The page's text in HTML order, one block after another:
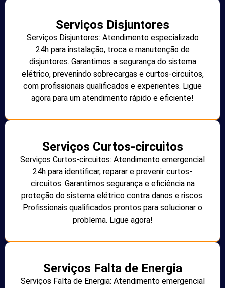
Serviços Disjuntores
Serviços Disjuntores: Atendimento especializado
24h para instalação, troca e manutenção de
disjuntores. Garantimos a segurança do sistema
elétrico, prevenindo sobrecargas e curtos-circuitos,
com profissionais qualificados e experientes. Ligue
agora para um atendimento rápido e eficiente!
Serviços Curtos-circuitos
Serviços Curtos-circuitos: Atendimento emergencial
24h para identificar, reparar e prevenir curtos-
circuitos. Garantimos segurança e eficiência na
proteção do sistema elétrico contra danos e riscos.
Profissionais qualificados prontos para solucionar o
problema. Ligue agora!
Serviços Falta de Energia
Serviços Falta de Energia: Atendimento emergencial